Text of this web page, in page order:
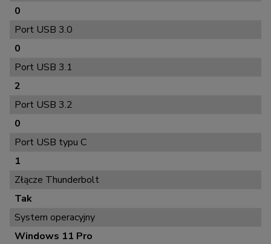
0
Port USB 3.0
0
Port USB 3.1
2
Port USB 3.2
0
Port USB typu C
1
Złącze Thunderbolt
Tak
System operacyjny
Windows 11 Pro